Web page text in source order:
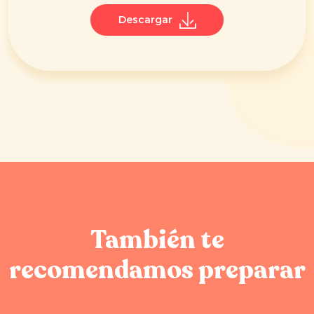
Descargar
También te
recomendamos preparar